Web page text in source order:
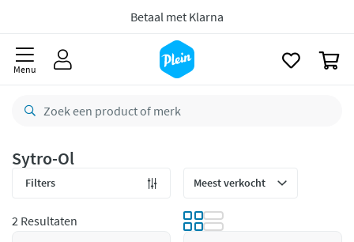
8,8/10Goed
CO2 neutraal
Menu
Sytro-Ol
Filters
2 Resultaten